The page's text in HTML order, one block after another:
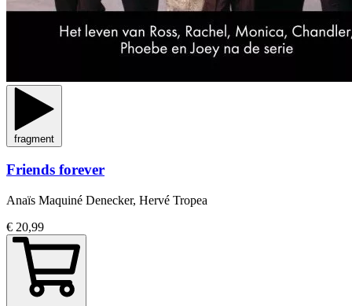
fragment
Friends forever
Anaïs Maquiné Denecker, Hervé Tropea
€ 20,99